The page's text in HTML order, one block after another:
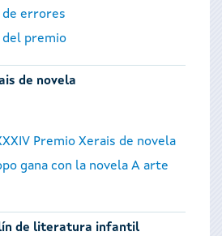
de errores
del premio
de novela
Premio Xerais de novela
gana con la novela A arte
de literatura infantil